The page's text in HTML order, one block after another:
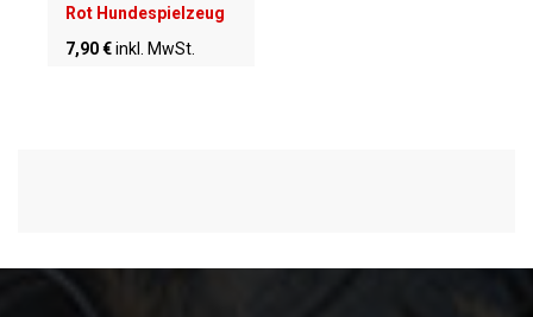
Rot Hundespielzeug
7,90 €inkl. MwSt.